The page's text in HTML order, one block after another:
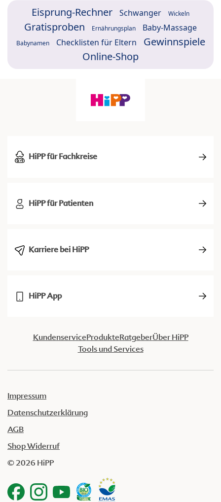
Eisprung-Rechner Schwanger Wickeln
Gratisproben Ernährungsplan Baby-Massage
Babynamen Checklisten für Eltern
Gewinnspiele
Online-Shop
HiPP für Fachkreise
HiPP für Patienten
Karriere bei HiPP
HiPP App
KundenserviceProdukteRatgeberÜber HiPP
Tools und Services
Impressum
Datenschutzerklärung
AGB
Shop Widerruf
© 2026 HiPP